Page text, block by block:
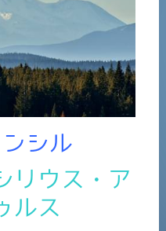
シル
リウス・ア
ルス